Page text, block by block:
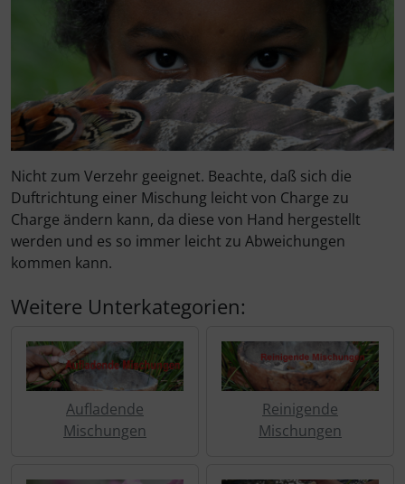
Nicht zum Verzehr geeignet. Beachte, daß sich die
Duftrichtung einer Mischung leicht von Charge zu
Charge ändern kann, da diese von Hand hergestellt
werden und es so immer leicht zu Abweichungen
kommen kann.
Weitere Unterkategorien:
Aufladende
Mischungen
Reinigende
Mischungen